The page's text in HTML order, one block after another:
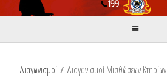
Διαγωνισμοί / Διαγωνισμοί Μισθώσεων Κτηρίων